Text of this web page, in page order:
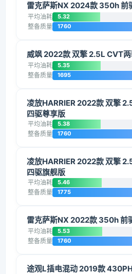
雷克萨斯NX 2024款 350h 前
平均油耗 5.32
整备质量 1760
威飒 2022款 双擎 2.5L CVT
平均油耗 5.35
整备质量 1695
凌放HARRIER 2022款 双擎
四驱尊享版
平均油耗 5.38
整备质量 1760
凌放HARRIER 2022款 双擎
四驱旗舰版
平均油耗 5.46
整备质量 1775
雷克萨斯NX 2022款 350h 前
平均油耗 5.53
整备质量 1760
途观L插电混动 2019款